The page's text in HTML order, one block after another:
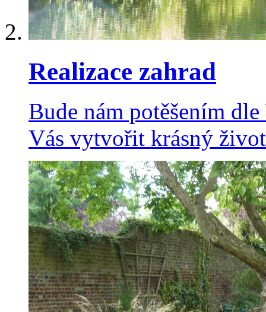
Realizace zahrad
Bude nám potěšením
Vás vytvořit krásný